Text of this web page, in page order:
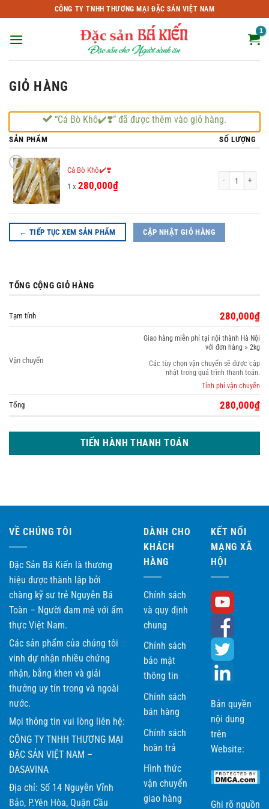
qua
nội
CÔNG TY TNHH THƯƠNG MẠI ĐẶC SẢN VIỆT NAM
GIỎ HÀNG
“Cá Bò Khô✔️❣️” đã được thêm vào giỏ hàng.
SẢN PHẨM SỐ LƯỢNG
×
Cá Bò Khô✔️❣️
1 x280,000₫
← TIẾP TỤC XEM SẢN PHẨM CẬP NHẬT GIỎ HÀNG
TỔNG CỘNG GIỎ HÀNG
Tạm tính 280,000₫
Vận chuyển
Giao hàng miễn phí tại nội thành Hà Nội
với đơn hàng > 2kg
Các tùy chọn vận chuyển sẽ được cập
nhật trong quá trình thanh toán.
Tính phí vận chuyển
Tổng 280,000₫
TIẾN HÀNH THANH TOÁN
VỀ CHÚNG TÔI
Đặc Sản Bá Kiến là thương
hiệu được thành lập bởi
chàng kỹ sư trẻ Nguyễn Bá
Toàn – Người đam mê với ẩm
thực Việt Nam.
Các sản phẩm của chúng tôi
vinh dự nhận nhiều chứng
nhận, bằng khen và giải
thưởng uy tín trong và ngoài
nước.
Mọi thông tin vui lòng liên hệ:
CÔNG TY TNHH THƯƠNG MẠI
ĐẶC SẢN VIỆT NAM –
DASAVINA
Địa chỉ: Số 14 Nguyễn Vĩnh
Bảo, P.Yên Hòa, Quận Cầu
DÀNH CHO
KHÁCH
HÀNG
Chính sách
và quy định
chung
Chính sách
bảo mật
thông tin
Chính sách
bán hàng
Chính sách
hoàn trả
Hình thức
vận chuyển
giao hàng
KẾT NỐI
MẠNG XÃ
HỘI
Bản quyền
nội dung
trên
Website:
Ghi rõ nguồn